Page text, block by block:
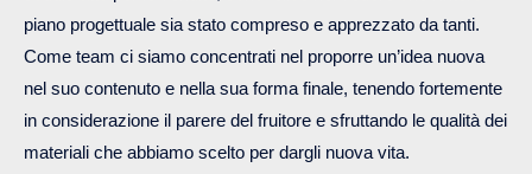
piano progettuale sia stato compreso e apprezzato da tanti.
Come team ci siamo concentrati nel proporre un’idea nuova
nel suo contenuto e nella sua forma finale, tenendo fortemente
in considerazione il parere del fruitore e sfruttando le qualità dei
materiali che abbiamo scelto per dargli nuova vita.